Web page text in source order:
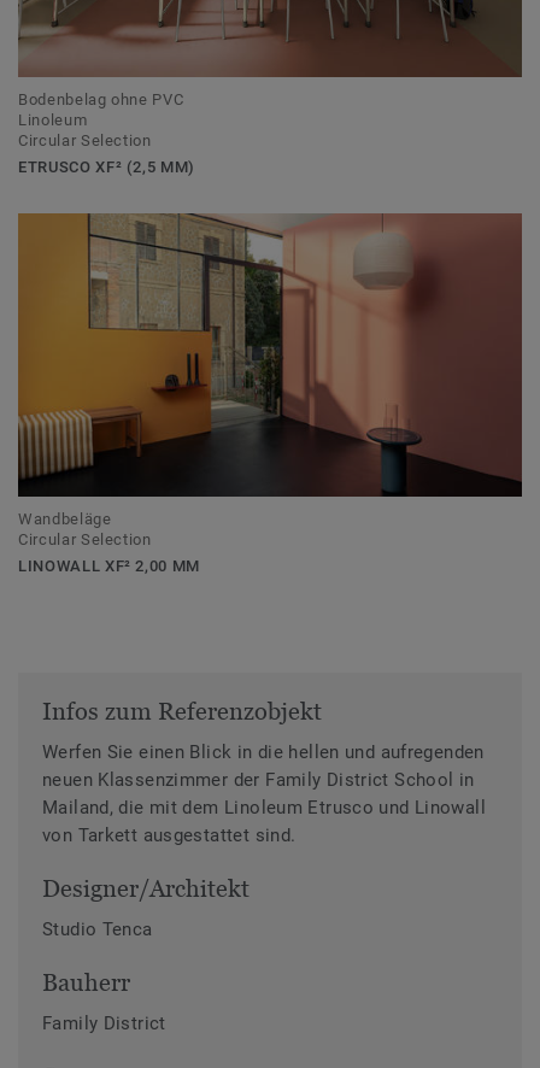
Bodenbelag ohne PVC
Linoleum
Circular Selection
ETRUSCO XF² (2,5 MM)
Wandbeläge
Circular Selection
LINOWALL XF² 2,00 MM
Infos zum Referenzobjekt
Werfen Sie einen Blick in die hellen und aufregenden
neuen Klassenzimmer der Family District School in
Mailand, die mit dem Linoleum Etrusco und Linowall
von Tarkett ausgestattet sind.
Designer/Architekt
Studio Tenca
Bauherr
Family District